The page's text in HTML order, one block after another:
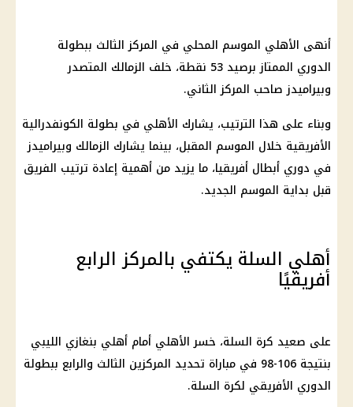
أنهى الأهلي الموسم المحلي في المركز الثالث ببطولة
الدوري الممتاز برصيد 53 نقطة، خلف
الزمالك المتصدر
وبيراميدز صاحب المركز الثاني.
وبناء على هذا الترتيب، يشارك الأهلي في بطولة الكونفدرالية
الأفريقية خلال الموسم المقبل، بينما يشارك الزمالك وبيراميدز
في دوري أبطال أفريقيا، ما يزيد من أهمية إعادة ترتيب الفريق
قبل بداية الموسم الجديد.
أهلي السلة يكتفي بالمركز الرابع
أفريقيًا
على صعيد كرة السلة، خسر الأهلي أمام أهلي بنغازي الليبي
بنتيجة 106-98 في مباراة تحديد المركزين الثالث والرابع ببطولة
الدوري الأفريقي لكرة السلة.